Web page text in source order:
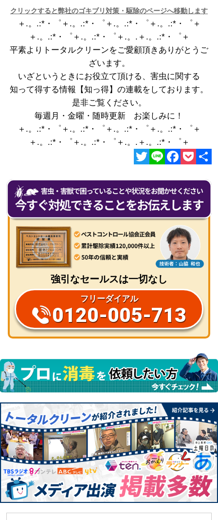
クリックすると弊社のゴキブリ対策・駆除のページへ移動します
＋.。.:*・゜＋.。.:*・゜＋.。.:*・゜＋.。.:*・゜＋
＋.。.:*・゜＋.。.:*・゜＋.。.＋.。.:*・゜＋
平素よりトータルクリーンをご愛顧頂きありがとうご
ざいます。
いざというときにお役立て頂ける、害虫に関する
知って得する情報【知っ得】の連載をしております。
是非ご覧ください。
毎週月・金曜・随時更新 お楽しみに！
＋.。.:*・゜＋.。.:*・゜＋.。.:*・゜＋.。.:*・゜＋
＋.。.:*・゜＋.。.:*・゜＋.。.＋.。.:*・゜＋
有
強引なセールスは一切なし
フリーダイアル
0120-005-713